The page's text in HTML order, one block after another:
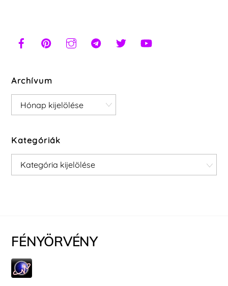
Archívum
Archívum
Kategóriák
Kategóriák
FÉNYÖRVÉNY